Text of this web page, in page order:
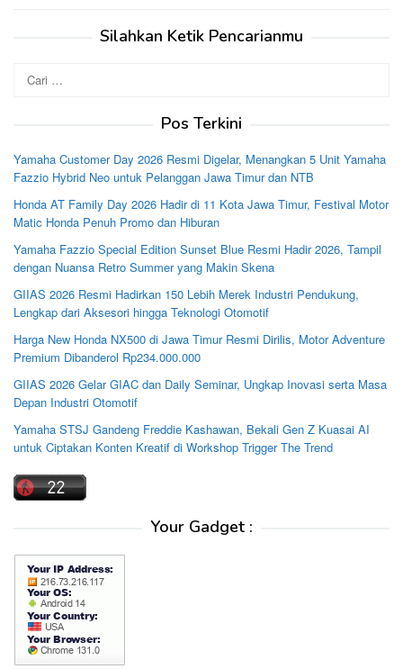
Silahkan Ketik Pencarianmu
untuk:
Pos Terkini
Yamaha Customer Day 2026 Resmi Digelar, Menangkan 5 Unit Yamaha
Fazzio Hybrid Neo untuk Pelanggan Jawa Timur dan NTB
Honda AT Family Day 2026 Hadir di 11 Kota Jawa Timur, Festival Motor
Matic Honda Penuh Promo dan Hiburan
Yamaha Fazzio Special Edition Sunset Blue Resmi Hadir 2026, Tampil
dengan Nuansa Retro Summer yang Makin Skena
GIIAS 2026 Resmi Hadirkan 150 Lebih Merek Industri Pendukung,
Lengkap dari Aksesori hingga Teknologi Otomotif
Harga New Honda NX500 di Jawa Timur Resmi Dirilis, Motor Adventure
Premium Dibanderol Rp234.000.000
GIIAS 2026 Gelar GIAC dan Daily Seminar, Ungkap Inovasi serta Masa
Depan Industri Otomotif
Yamaha STSJ Gandeng Freddie Kashawan, Bekali Gen Z Kuasai AI
untuk Ciptakan Konten Kreatif di Workshop Trigger The Trend
Your Gadget :